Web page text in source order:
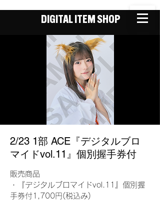
DIGITAL ITEM SHOP
2/23 1部 ACE『デジタルブロ
マイドvol.11』個別握手券付
販売商品
・『デジタルブロマイドvol.11』個別握
手券付1,700円(税込み)